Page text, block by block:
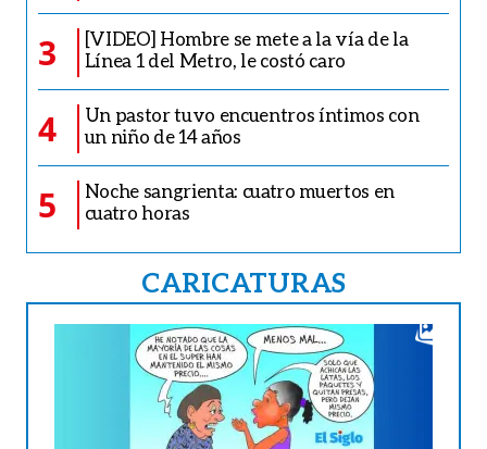
3
[VIDEO] Hombre se mete a la vía de la
Línea 1 del Metro, le costó caro
4
Un pastor tuvo encuentros íntimos con
un niño de 14 años
5
Noche sangrienta: cuatro muertos en
cuatro horas
CARICATURAS